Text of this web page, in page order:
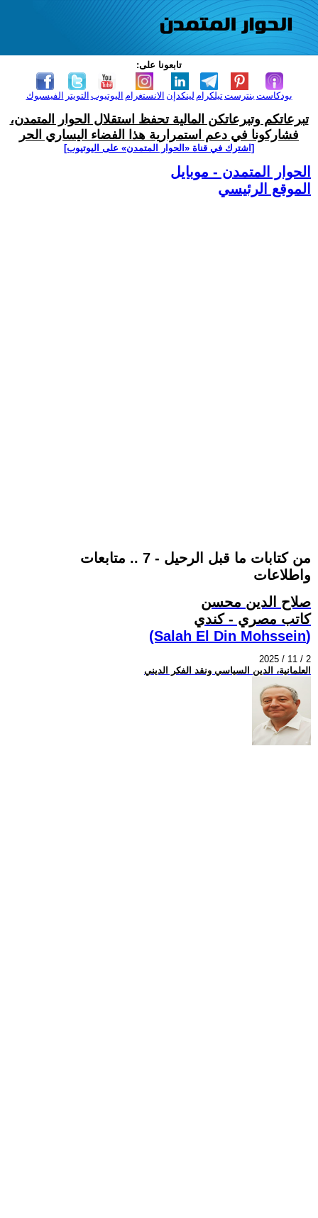
تابعونا على:
الفيسبوك التويتر اليوتيوب الانستغرام لينكدإن تيلكرامبنترست بودكاست
تبرعاتكم وتبرعاتكن المالية تحفظ استقلال الحوار المتمدن،
فشاركونا في دعم استمرارية هذا الفضاء اليساري الحر
[اشترك في قناة ‫«الحوار المتمدن» على اليوتيوب]
الحوار المتمدن - موبايل
الموقع الرئيسي
من كتابات ما قبل الرحيل - 7 .. متابعات
واطلاعات
صلاح الدين محسن
كاتب مصري - كندي
(Salah El Din Mohssein‏)
2025 / 11 / 2
العلمانية، الدين السياسي ونقد الفكر الديني